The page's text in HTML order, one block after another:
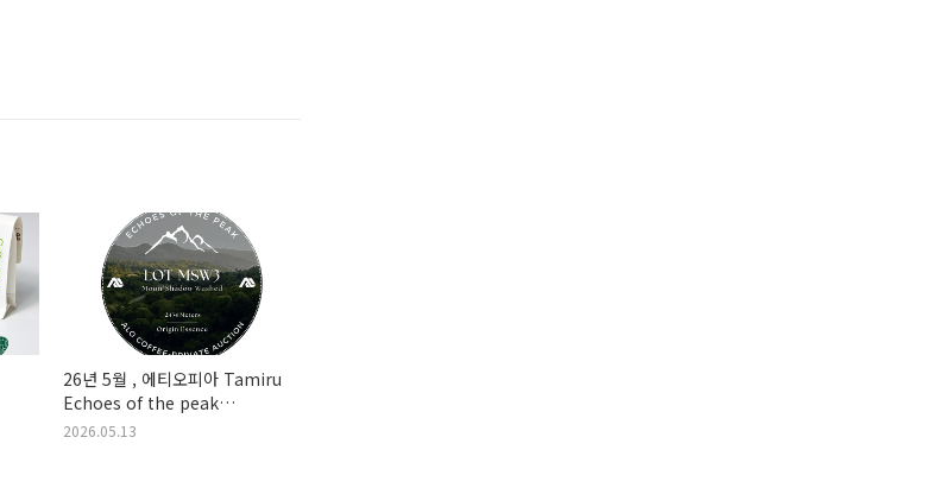
26년 5월 , 에티오피아 Tamiru
Echoes of the peak
AuctionLot-MSW374158Moon
2026.05.13